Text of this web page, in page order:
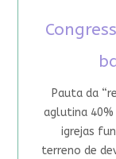
Pauta da
aglutina
igrejas
terreno de